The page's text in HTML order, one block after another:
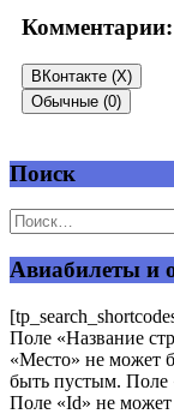
Комментарии:
ВКонтакте (X)
Обычные (0)
Добавить
Ваш адрес email не
Поиск
Авиабилеты и
Поле «Название
«Место» не может
быть пустым. Поле
Поле «Id» не